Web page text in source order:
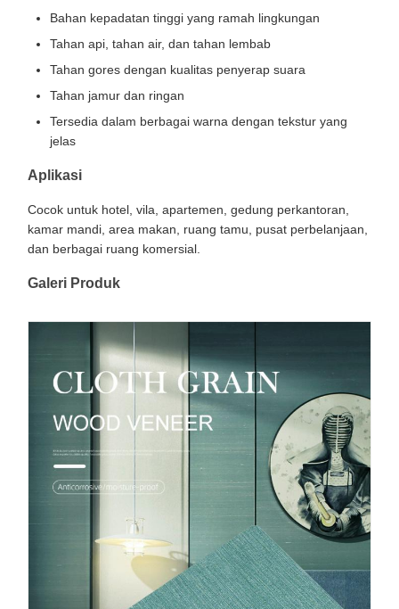
Bahan kepadatan tinggi yang ramah lingkungan
Tahan api, tahan air, dan tahan lembab
Tahan gores dengan kualitas penyerap suara
Tahan jamur dan ringan
Tersedia dalam berbagai warna dengan tekstur yang
jelas
Aplikasi
Cocok untuk hotel, vila, apartemen, gedung perkantoran,
kamar mandi, area makan, ruang tamu, pusat perbelanjaan,
dan berbagai ruang komersial.
Galeri Produk